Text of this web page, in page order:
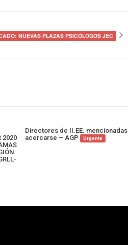
NUEVAS PLAZAS PSICÓLOGOS JEC
2020
Directores de II.EE. mencionadas
acercarse – AGP
Urgente